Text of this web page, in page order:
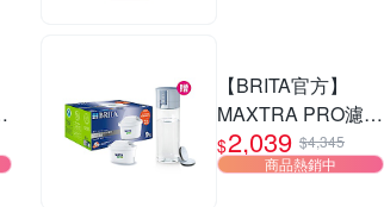
【BRITA官方】
MAXTRA PRO濾芯
去水垢專家9入 贈
隨身濾水瓶
$2,039 $4,345
商品熱銷中